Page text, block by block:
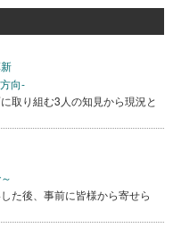
向-
取り組む3人の知見から現況と
た後、事前に皆様から寄せら